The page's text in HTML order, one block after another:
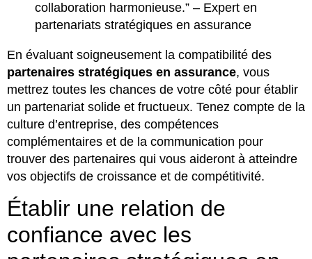
collaboration harmonieuse.” – Expert en
partenariats stratégiques en assurance
En évaluant soigneusement la compatibilité des
partenaires stratégiques en assurance, vous
mettrez toutes les chances de votre côté pour établir
un partenariat solide et fructueux. Tenez compte de la
culture d’entreprise, des compétences
complémentaires et de la communication pour
trouver des partenaires qui vous aideront à atteindre
vos objectifs de croissance et de compétitivité.
Établir une relation de
confiance avec les